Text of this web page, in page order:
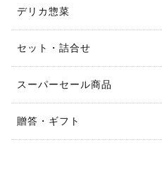
デリカ惣菜
セット・詰合せ
スーパーセール商品
贈答・ギフト